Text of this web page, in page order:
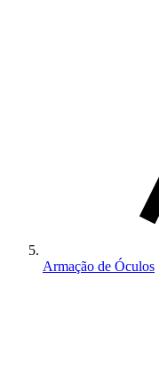
Armação de Óculos